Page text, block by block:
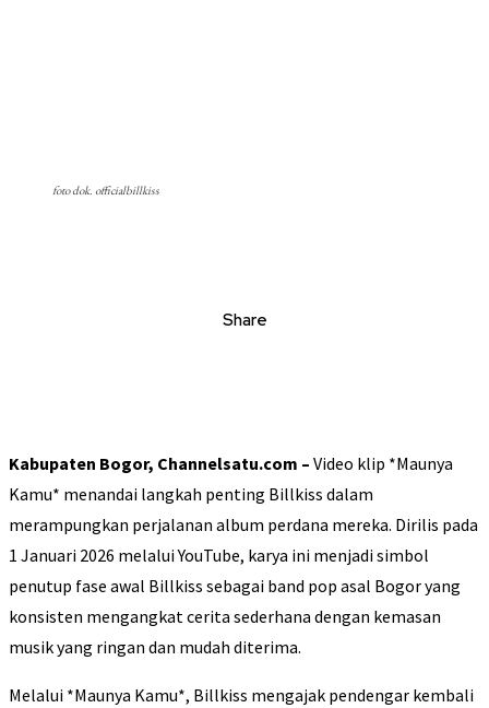
foto dok. officialbillkiss
Share
Kabupaten Bogor, Channelsatu.com – Video klip *Maunya
Kamu* menandai langkah penting Billkiss dalam
merampungkan perjalanan album perdana mereka. Dirilis pada
1 Januari 2026 melalui YouTube, karya ini menjadi simbol
penutup fase awal Billkiss sebagai band pop asal Bogor yang
konsisten mengangkat cerita sederhana dengan kemasan
musik yang ringan dan mudah diterima.
Melalui *Maunya Kamu*, Billkiss mengajak pendengar kembali